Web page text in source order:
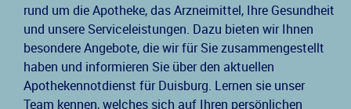
rund um die Apotheke, das Arzneimittel, Ihre Gesundheit
und unsere Serviceleistungen. Dazu bieten wir Ihnen
besondere Angebote, die wir für Sie zusammengestellt
haben und informieren Sie über den aktuellen
Apothekennotdienst für Duisburg. Lernen sie unser
Team kennen, welches sich auf Ihren persönlichen